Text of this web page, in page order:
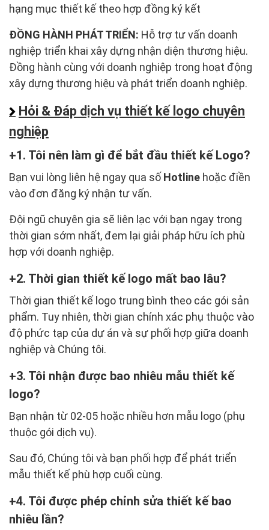
hạng mục thiết kế theo hợp đồng ký kết
ĐỒNG HÀNH PHÁT TRIỂN: Hỗ trợ tư vấn doanh
nghiệp triển khai xây dựng nhận diện thương hiệu.
Đồng hành cùng với doanh nghiệp trong hoạt động
xây dựng thương hiệu và phát triển doanh nghiệp.
Hỏi & Đáp dịch vụ thiết kế logo chuyên
nghiệp
1. Tôi nên làm gì để bắt đầu thiết kế Logo?
Bạn vui lòng liên hệ ngay qua số Hotline hoặc điền
vào đơn đăng ký nhận tư vấn.
Đội ngũ chuyên gia sẽ liên lạc với bạn ngay trong
thời gian sớm nhất, đem lại giải pháp hữu ích phù
hợp với doanh nghiệp.
2. Thời gian thiết kế logo mất bao lâu?
Thời gian thiết kế logo trung bình theo các gói sản
phẩm. Tuy nhiên, thời gian chính xác phụ thuộc vào
độ phức tạp của dự án và sự phối hợp giữa doanh
nghiệp và Chúng tôi.
3. Tôi nhận được bao nhiêu mẫu thiết kế
logo?
Bạn nhận từ 02-05 hoặc nhiều hơn mẫu logo (phụ
thuộc gói dịch vụ).
Sau đó, Chúng tôi và bạn phối hợp để phát triển
mẫu thiết kế phù hợp cuối cùng.
4. Tôi được phép chỉnh sửa thiết kế bao
nhiêu lần?